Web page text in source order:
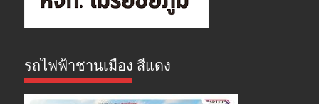
รถไฟฟ้าชานเมือง สีแดง